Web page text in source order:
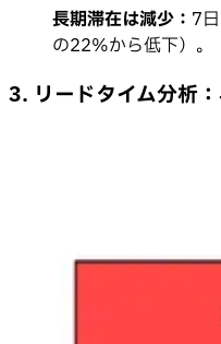
長期滞在は減少： 7
の22%から低下）。
3. リードタイム分析